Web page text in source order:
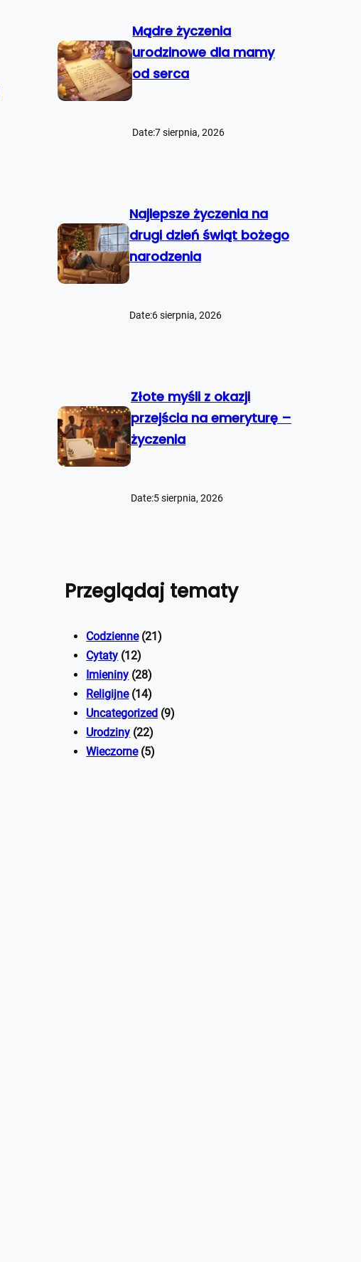
Mądre życzenia
urodzinowe dla mamy
od serca
Date:7 sierpnia, 2026
Najlepsze życzenia na
drugi dzień świąt bożego
narodzenia
Date:6 sierpnia, 2026
Złote myśli z okazji
przejścia na emeryturę –
życzenia
Date:5 sierpnia, 2026
Przeglądaj tematy
Codzienne(21)
Cytaty (12)
Imieniny (28)
Religijne(14)
Uncategorized (9)
Urodziny (22)
Wieczorne(5)